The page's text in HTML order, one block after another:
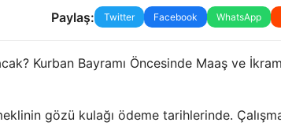
Paylaş: Twitter Facebook WhatsApp
Kurban Bayramı Öncesinde Maaş ve
gözü kulağı ödeme tarihlerinde.